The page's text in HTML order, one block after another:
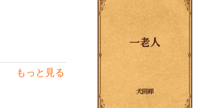
もっと見る